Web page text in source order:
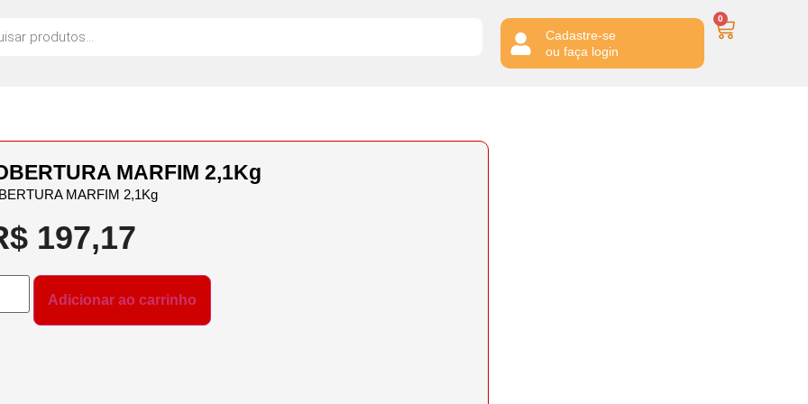
Cadastre-se
ou faça login
0
MARFIM 2,1Kg
MARFIM 2,1Kg
197,17
Adicionar ao carrinho